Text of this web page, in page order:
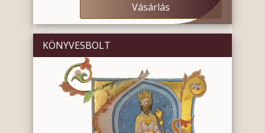
Vásárlás
KÖNYVESBOLT